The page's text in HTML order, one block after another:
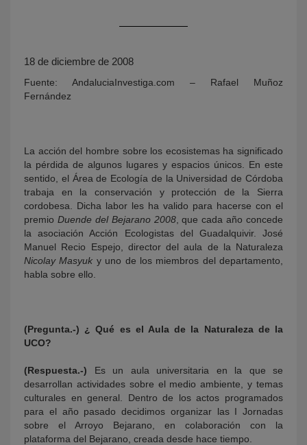
18 de diciembre de 2008
Fuente: AndaluciaInvestiga.com – Rafael Muñoz
Fernández
La acción del hombre sobre los ecosistemas ha significado
la pérdida de algunos lugares y espacios únicos. En este
sentido, el Área de Ecología de la Universidad de Córdoba
trabaja en la conservación y protección de la Sierra
cordobesa. Dicha labor les ha valido para hacerse con el
premio Duende del Bejarano 2008, que cada año concede
la asociación Acción Ecologistas del Guadalquivir. José
Manuel Recio Espejo, director del aula de la Naturaleza
Nicolay Masyuk y uno de los miembros del departamento,
habla sobre ello.
(Pregunta.-) ¿ Qué es el Aula de la Naturaleza de la
UCO?
(Respuesta.-) Es un aula universitaria en la que se
desarrollan actividades sobre el medio ambiente, y temas
culturales en general. Dentro de los actos programados
para el año pasado decidimos organizar las I Jornadas
sobre el Arroyo Bejarano, en colaboración con la
plataforma del Bejarano, creada desde hace tiempo.